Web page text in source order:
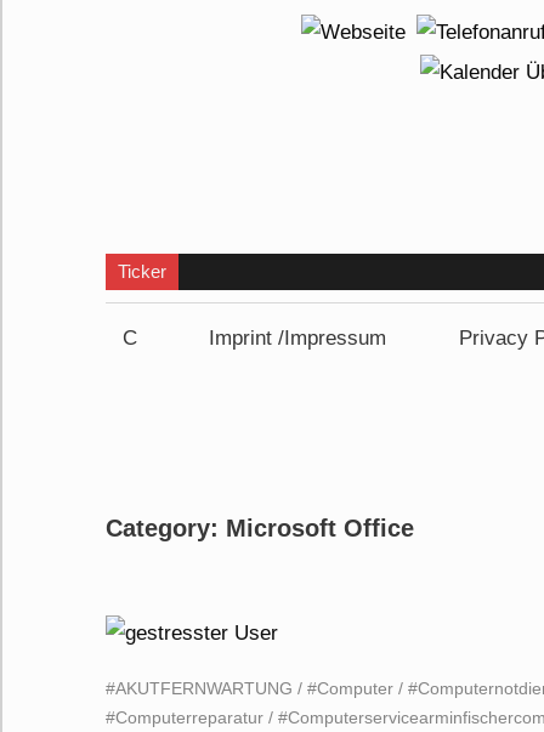
Ticker
C Imprint /Impressum Privacy
Category: Microsoft Office
#AKUTFERNWARTUNG / #Computer /
#Computerreparatur /